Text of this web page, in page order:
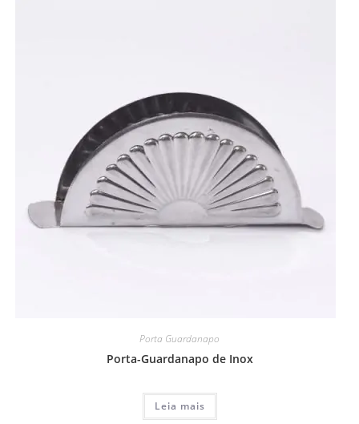
Porta Guardanapo
Porta-Guardanapo de Inox
Leia mais